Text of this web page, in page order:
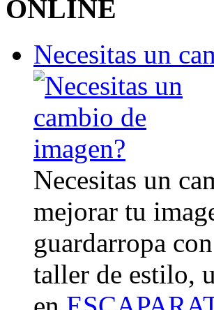
ONLINE
Necesitas un
Necesitas un
mejorar tu
guardarropa
taller de estilo,